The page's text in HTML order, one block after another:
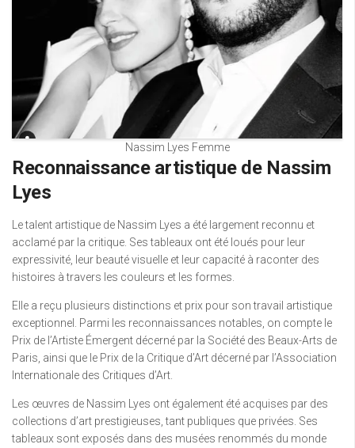
Nassim Lyes Femme
Reconnaissance artistique de Nassim
Lyes
Le talent artistique de Nassim Lyes a été largement reconnu et
acclamé par la critique. Ses tableaux ont été loués pour leur
expressivité, leur beauté visuelle et leur capacité à raconter des
histoires à travers les couleurs et les formes.
Elle a reçu plusieurs distinctions et prix pour son travail artistique
exceptionnel. Parmi les reconnaissances notables, on compte le
Prix de l’Artiste Émergent décerné par la Société des Beaux-Arts de
Paris, ainsi que le Prix de la Critique d’Art décerné par l’Association
Internationale des Critiques d’Art.
Les œuvres de Nassim Lyes ont également été acquises par des
collections d’art prestigieuses, tant publiques que privées. Ses
tableaux sont exposés dans des musées renommés du monde